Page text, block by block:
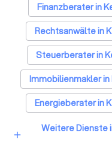
Finanzberater in
Rechtsanwälte in
Steuerberater in
Immobilienmakler
Energieberater in
add
Weitere Dienste